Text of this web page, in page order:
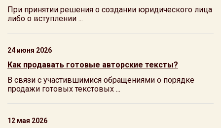
При принятии решения о создании юридического лица
либо о вступлении ...
24 июня 2026
Как продавать готовые авторские тексты?
В связи с участившимися обращениями о порядке
продажи готовых текстовых ...
12 мая 2026